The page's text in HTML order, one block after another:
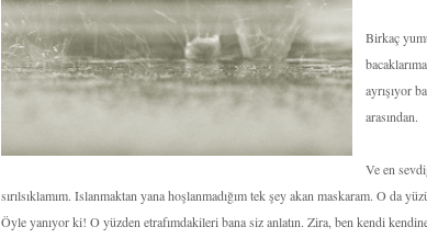
Birkaç
ayrışıyor
arasından.
Ve en
sırılsıklamım. Islanmaktan yana hoşlanmadığım tek şey akan maskaram. O da
Öyle yanıyor ki! O yüzden etrafımdakileri bana siz anlatın. Zira, ben kendi